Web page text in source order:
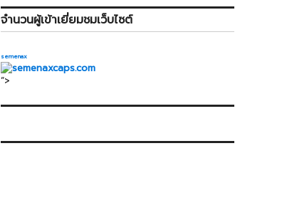
จำนวนผู้เข้าเยี่ยมชมเว็บไซต์
semenax
“>